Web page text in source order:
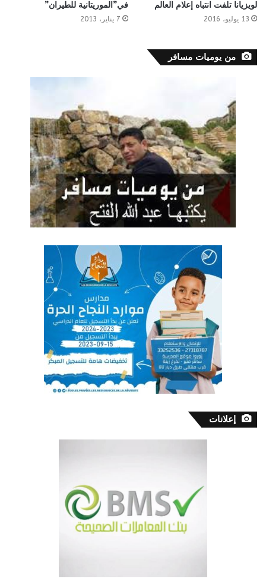
لويزيانا تلفت انتباه إعلام العالم
13 يوليو، 2016
في”الموريتانية للطيران”
7 يناير، 2013
من يوميات مسافر
إعلانات